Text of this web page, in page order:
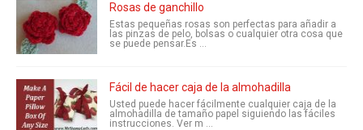
Rosas de ganchillo
Estas pequeñas rosas son perfectas para añadir a
las pinzas de pelo, bolsas o cualquier otra cosa que
se puede pensar.Es ...
Fácil de hacer caja de la almohadilla
Usted puede hacer fácilmente cualquier caja de la
almohadilla de tamaño papel siguiendo las fáciles
instrucciones. Ver m ...